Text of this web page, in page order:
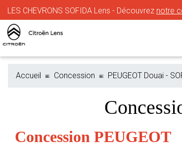
LES CHEVRONS SOFIDA Lens - Découvrez notre
Accueil Concession PEUGEOT Douai -
Concession PEUGEOT